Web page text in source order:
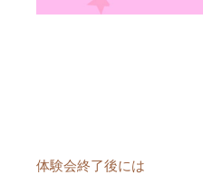
体験会終了後には